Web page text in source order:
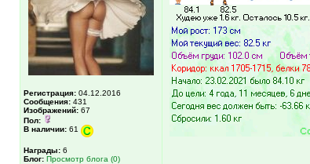
Регистрация: 04.12.2016
Сообщения: 431
Изображений: 67
Пол:
В наличии: 61
Награды: 6
Блог: Просмотр блога (0)